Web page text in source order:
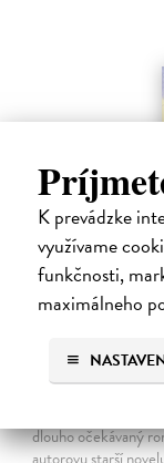
K prevádzke
využívame
funkčnosti,
maximálneho
Město a
Murakami Haruki|
dlouho očekávaný